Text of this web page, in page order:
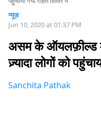
न्यूज़
Jun 10, 2020 at 01:37 PM
असम के ऑयलफ़ील्ड
ज़्यादा लोगों को
Sanchita Pathak